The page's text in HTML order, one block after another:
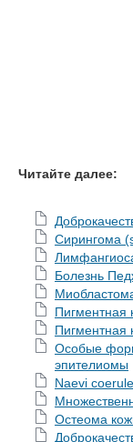
Читайте далее:
Сирингома
Болезнь
Пигментная
Пигментная
Особые
эпителиомы
Naevi
Остеома